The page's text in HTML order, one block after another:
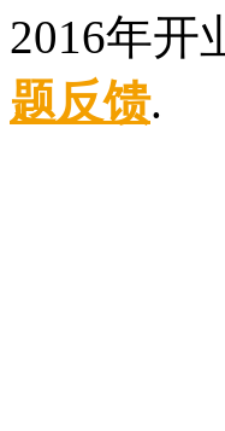
2016年
题反馈.